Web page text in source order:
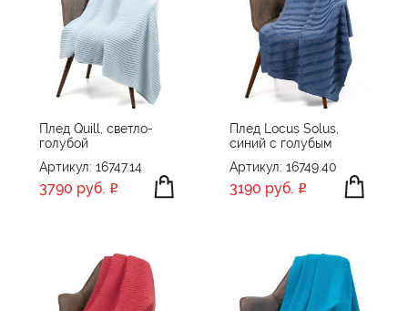
Плед Quill, светло-
голубой
Артикул: 16747.14
3790 руб.
Плед Locus Solus,
синий с голубым
Артикул: 16749.40
3190 руб.